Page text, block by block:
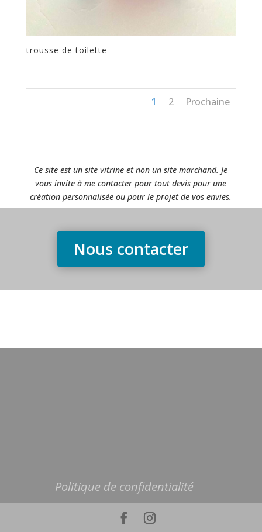
trousse de toilette
1 2 Prochaine
Ce site est un site vitrine et non un site marchand. Je
vous invite à me contacter pour tout devis pour une
création personnalisée ou pour le projet de vos envies.
Nous contacter
Politique de confidentialité